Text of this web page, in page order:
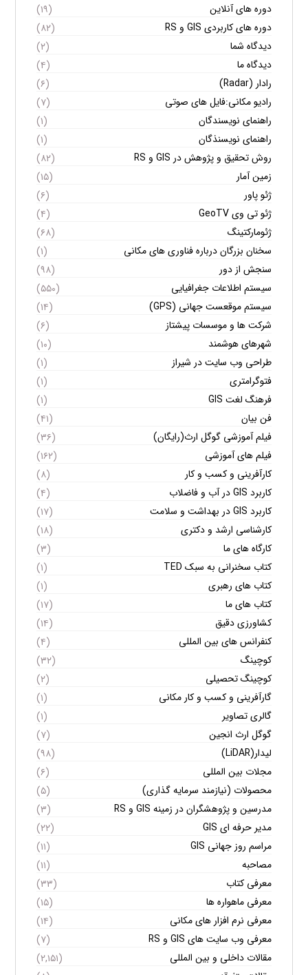
دوره های آنلاین
(۱۹)
دوره های کاربردی GIS و RS
(۸۲)
دیدگاه شما
(۲)
دیدگاه ما
(۴)
رادار (Radar)
(۶)
رادیو مکانی:فایل های صوتی
(۷)
راهنمای نویسندگان
(۱)
راهنمای نویسنذگان
(۱)
روش تحقیق و پژوهش در GIS و RS
(۸۲)
زمین آمار
(۱۵)
ژئو پاور
(۶)
ژئو تی وی GeoTV
(۴)
ژئومارکتینگ
(۶۸)
سخنان بزرگان درباره فناوری های مکانی
(۱)
سنجش از دور
(۹۸)
سیستم اطلاعات جغرافیایی
(۵۵۰)
سیستم موقعست جهانی (GPS)
(۱۴)
شرکت ها و موسسات پیشتاز
(۶)
شهرهای هوشمند
(۱۰)
طراحی وب سایت در شیراز
(۱)
فتوگرامتری
(۱)
فرهنگ لغت GIS
(۱)
فن بیان
(۴۱)
فیلم آموزشی گوگل ارث(رایگان)
(۳۶)
فیلم های آموزشی
(۱۶۲)
کارآفرینی و کسب و کار
(۸)
کاربرد GIS در آب و فاضلاب
(۴)
کاربرد GIS در بهداشت و سلامت
(۱۷)
کارشناسی ارشد و دکتری
(۱۸)
کارگاه های ما
(۳)
کتاب سخنرانی به سبک TED
(۱)
کتاب های رهبری
(۱)
کتاب های ما
(۱۷)
کشاورزی دقیق
(۱۴)
کنفرانس های بین المللی
(۴)
کوچینگ
(۳۲)
کوچینگ تحصیلی
(۲)
گارآفرینی و کسب و کار مکانی
(۱)
گالری تصاویر
(۱)
گوگل ارث انجین
(۷)
لیدار(LiDAR)
(۹۸)
مجلات بین المللی
(۶)
محصولات (نیازمند سرمایه گذاری)
(۵)
مدرسین و پژوهشگران در زمینه GIS و RS
(۳)
مدیر حرفه ای GIS
(۲۲)
مراسم روز جهانی GIS
(۱۱)
مصاحبه
(۱۱)
معرفی کتاب
(۳۳)
معرفی ماهواره ها
(۱۵)
معرفی نرم افزار های مکانی
(۱۴)
معرفی وب سایت های GIS و RS
(۷)
مقالات داخلی و بین المللی
(۲,۱۵۱)